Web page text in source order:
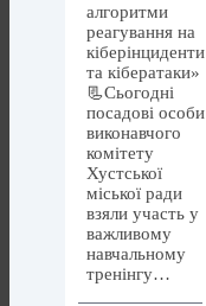
алгоритми
реагування на
кіберінциденти
та кібератаки»
📃Сьогодні
посадові особи
виконавчого
комітету
Хустської
міської ради
взяли участь у
важливому
навчальному
тренінгу…